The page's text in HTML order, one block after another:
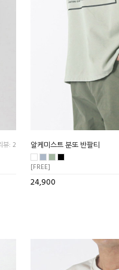
뷰: 2 알케미스트 분또 반팔티
[FREE]
24,900